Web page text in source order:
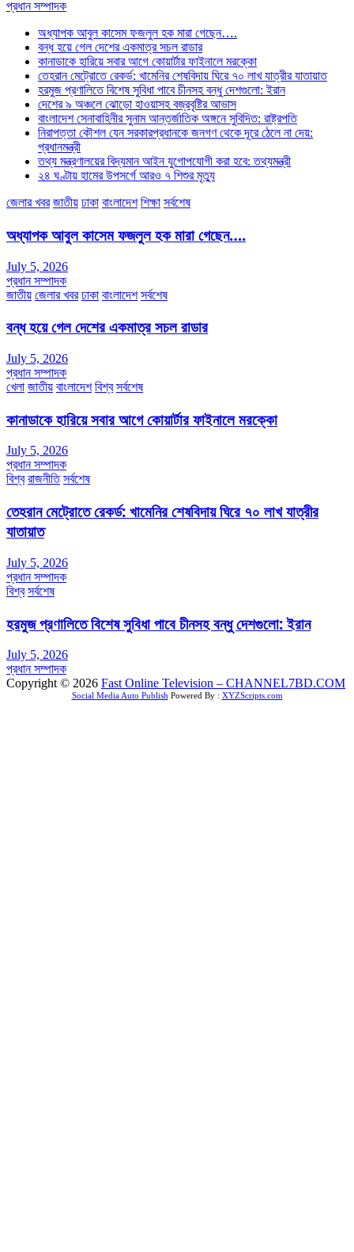
প্রধান সম্পাদক
অধ্যাপক আবুল কাসেম ফজলুল হক মারা গেছেন….
বন্ধ হয়ে গেল দেশের একমাত্র সচল রাডার
কানাডাকে হারিয়ে সবার আগে কোয়ার্টার ফাইনালে মরক্কো
তেহরান মেট্রোতে রেকর্ড: খামেনির শেষবিদায় ঘিরে ৭০ লাখ যাত্রীর যাতায়াত
হরমুজ প্রণালিতে বিশেষ সুবিধা পাবে চীনসহ বন্ধু দেশগুলো: ইরান
দেশের ৯ অঞ্চলে ঝোড়ো হাওয়াসহ বজ্রবৃষ্টির আভাস
বাংলাদেশ সেনাবাহিনীর সুনাম আন্তর্জাতিক অঙ্গনে সুবিদিত: রাষ্ট্রপতি
নিরাপত্তা কৌশল যেন সরকারপ্রধানকে জনগণ থেকে দূরে ঠেলে না দেয়:
প্রধানমন্ত্রী
তথ্য মন্ত্রণালয়ের বিদ্যমান আইন যুগোপযোগী করা হবে: তথ্যমন্ত্রী
২৪ ঘণ্টায় হামের উপসর্গে আরও ৭ শিশুর মৃত্যু
জেলার খবর জাতীয় ঢাকা বাংলাদেশ শিক্ষা সর্বশেষ
অধ্যাপক আবুল কাসেম ফজলুল হক মারা গেছেন….
July 5, 2026
প্রধান সম্পাদক
জাতীয় জেলার খবর ঢাকা বাংলাদেশ সর্বশেষ
বন্ধ হয়ে গেল দেশের একমাত্র সচল রাডার
July 5, 2026
প্রধান সম্পাদক
খেলা জাতীয় বাংলাদেশ বিশ্ব সর্বশেষ
কানাডাকে হারিয়ে সবার আগে কোয়ার্টার ফাইনালে মরক্কো
July 5, 2026
প্রধান সম্পাদক
বিশ্ব রাজনীতি সর্বশেষ
তেহরান মেট্রোতে রেকর্ড: খামেনির শেষবিদায় ঘিরে ৭০ লাখ যাত্রীর
যাতায়াত
July 5, 2026
প্রধান সম্পাদক
বিশ্ব সর্বশেষ
হরমুজ প্রণালিতে বিশেষ সুবিধা পাবে চীনসহ বন্ধু দেশগুলো: ইরান
July 5, 2026
প্রধান সম্পাদক
Copyright © 2026 Fast Online Television – CHANNEL7BD.COM
Social Media Auto Publish Powered By : XYZScripts.com